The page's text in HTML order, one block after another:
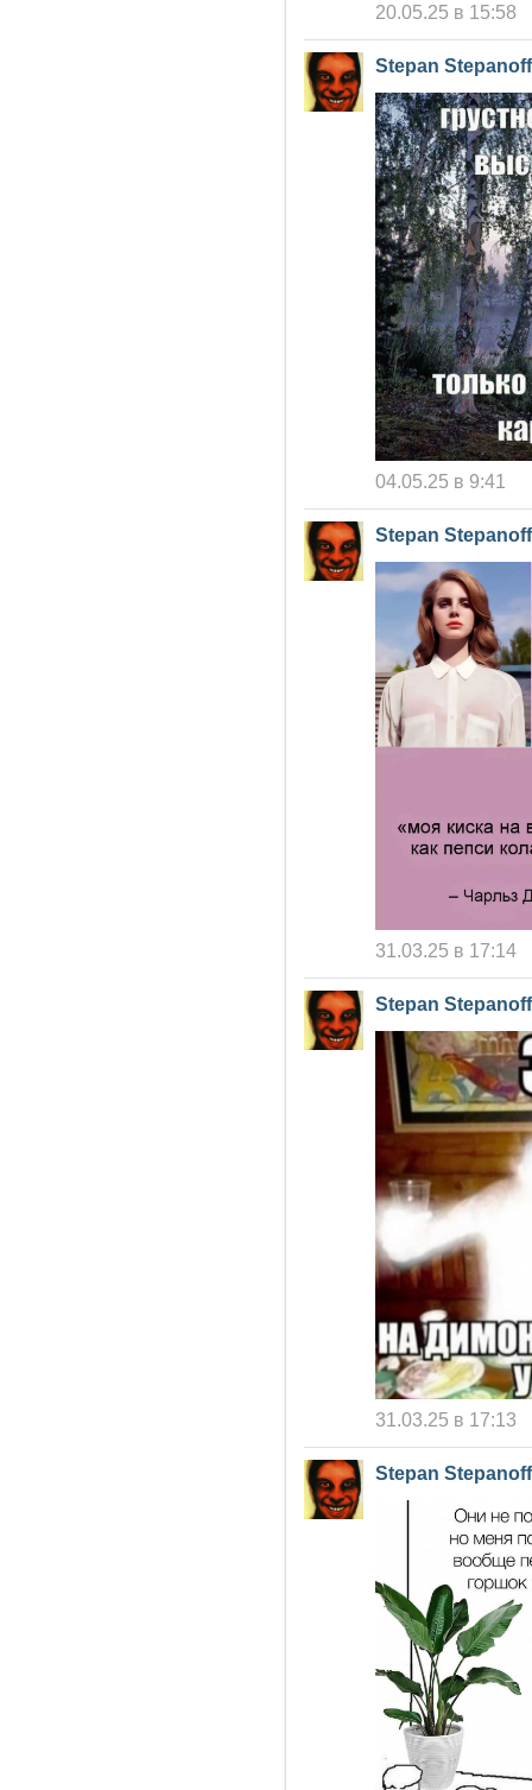
20.05.25 в 15:58
Stepan Stepanoff
04.05.25 в 9:41
Stepan Stepanoff
31.03.25 в 17:14
Stepan Stepanoff
31.03.25 в 17:13
Stepan Stepanoff